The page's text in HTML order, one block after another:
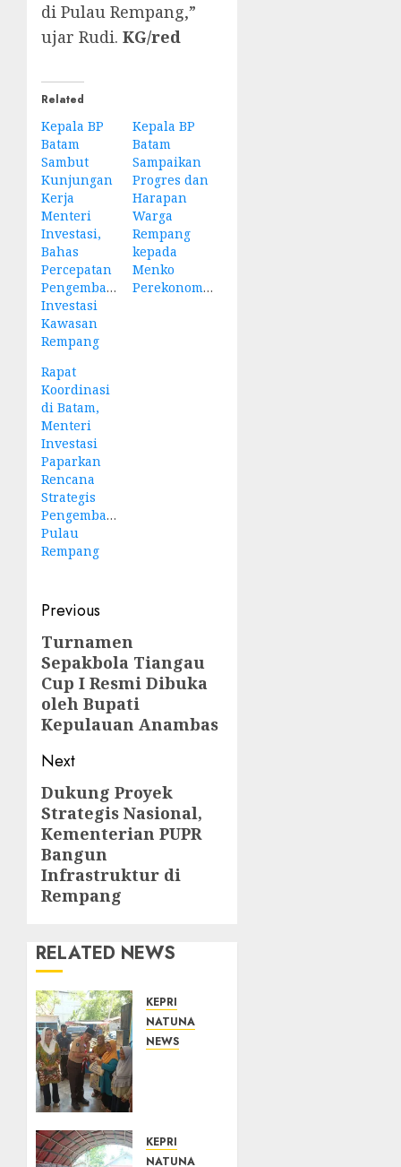
di Pulau Rempang,”
ujar Rudi. KG/red
Related
Kepala BP
Batam
Sambut
Kunjungan
Kerja
Menteri
Investasi,
Bahas
Percepatan
Pengembangan
Investasi
Kawasan
Rempang
Kepala BP
Batam
Sampaikan
Progres dan
Harapan
Warga
Rempang
kepada
Menko
Perekonomian
Rapat
Koordinasi
di Batam,
Menteri
Investasi
Paparkan
Rencana
Strategis
Pengembangan
Pulau
Rempang
Post
navigation
Previous
Previous
post:
Turnamen
Sepakbola Tiangau
Cup I Resmi Dibuka
oleh Bupati
Kepulauan Anambas
Next
Next
post:
Dukung Proyek
Strategis Nasional,
Kementerian PUPR
Bangun
Infrastruktur di
Rempang
RELATED NEWS
KEPRI
NATUNA
NEWS
Bersama
Group
KEPRI
NATUNA